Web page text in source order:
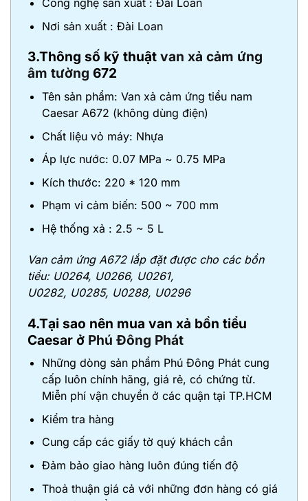
Công nghệ sản xuất : Đài Loan
Nơi sản xuất : Đài Loan
3.Thông số kỹ thuật van xả cảm ứng
âm tường 672
Tên sản phẩm: Van xả cảm ứng tiểu nam
Caesar A672 (không dùng điện)
Chất liệu vỏ máy: Nhựa
Áp lực nước: 0.07 MPa ~ 0.75 MPa
Kích thước: 220 * 120 mm
Phạm vi cảm biến: 500 ~ 700 mm
Hệ thống xả : 2.5 ~ 5 L
Van cảm ứng A672 lắp đặt được cho các bồn
tiểu: U0264, U0266, U0261,
U0282, U0285, U0288, U0296
4.Tại sao nên mua van xả bồn tiểu
Caesar ở Phú Đông Phát
Những dòng sản phẩm Phú Đông Phát cung
cấp luôn chính hãng, giá rẻ, có chứng từ.
Miễn phí vận chuyển ở các quận tại TP.HCM
Kiểm tra hàng
Cung cấp các giấy tờ quý khách cần
Đảm bảo giao hàng luôn đúng tiến độ
Thoả thuận giá cả với những đơn hàng có giá